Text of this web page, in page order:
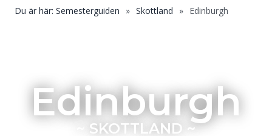
Du är här: Semesterguiden » Skottland » Edinburgh
Edinburgh
SKOTTLAND ~